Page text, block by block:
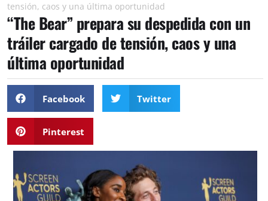
tensión, caos y una última oportunidad
“The Bear” prepara su despedida con un
tráiler cargado de tensión, caos y una
última oportunidad
Facebook Twitter
Pinterest